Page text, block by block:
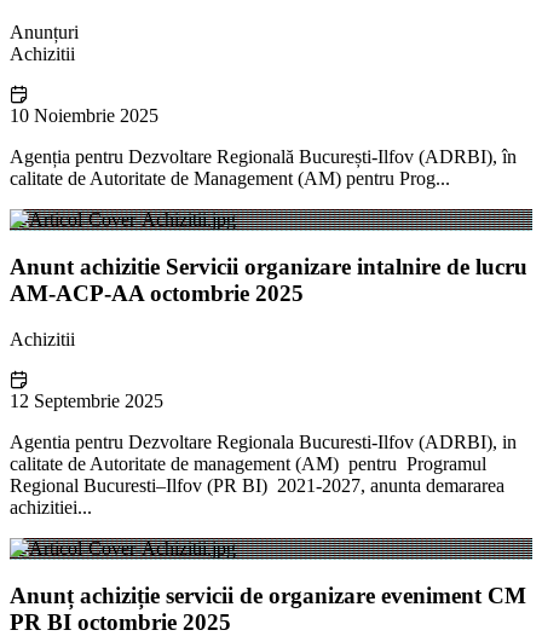
Anunțuri
Achizitii
10 Noiembrie 2025
Agenția pentru Dezvoltare Regională București-Ilfov (ADRBI), în
calitate de Autoritate de Management (AM) pentru Prog...
Anunt achizitie Servicii organizare intalnire de lucru
AM-ACP-AA octombrie 2025
Achizitii
12 Septembrie 2025
Agentia pentru Dezvoltare Regionala Bucuresti-Ilfov (ADRBI), in
calitate de Autoritate de management (AM) pentru Programul
Regional Bucuresti–Ilfov (PR BI) 2021-2027, anunta demararea
achizitiei...
Anunț achiziție servicii de organizare eveniment CM
PR BI octombrie 2025